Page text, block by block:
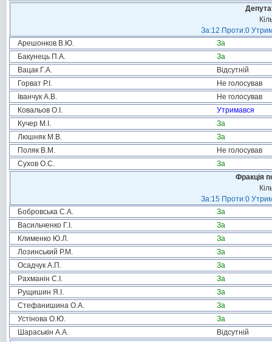
За:12 Проти:0
Арешонков В.Ю.
За
Бакунець П.А.
За
Вацак Г.А.
Відсутній
Горват Р.І.
Не голосував
Іванчук А.В.
Не голосував
Ковальов О.І.
Утримався
Кучер М.І.
За
Люшняк М.В.
За
Поляк В.М.
Не голосував
Сухов О.С.
За
Фракція
За:15 Проти:0
Бобровська С.А.
За
Васильченко Г.І.
За
Клименко Ю.Л.
За
Лозинський Р.М.
За
Осадчук А.П.
За
Рахманін С.І.
За
Рущишин Я.І.
За
Стефанишина О.А.
За
Устінова О.Ю.
За
Шараськін А.А.
Відсутній